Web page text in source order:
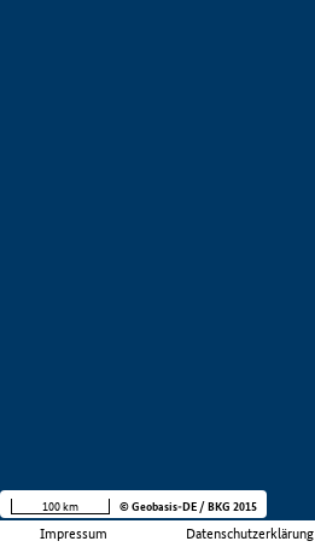
Impressum Datenschutzerklärung
100 km © Geobasis-DE / BKG 2015